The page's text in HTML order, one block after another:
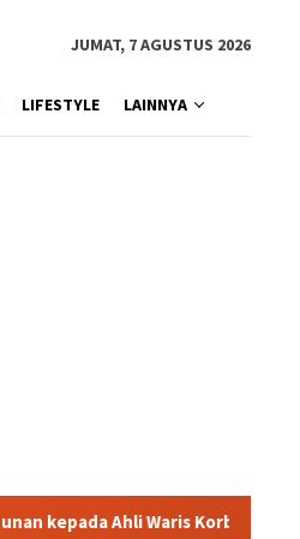
JUMAT, 7 AGUSTUS 2026
LIFESTYLE LAINNYA
Korban Kebakaran KM Mutiara